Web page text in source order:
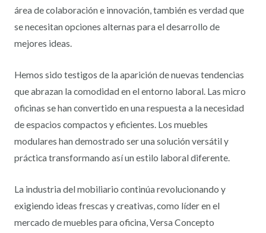
área de colaboración e innovación, también es verdad que
se necesitan opciones alternas para el desarrollo de
mejores ideas.
Hemos sido testigos de la aparición de nuevas tendencias
que abrazan la comodidad en el entorno laboral. Las micro
oficinas se han convertido en una respuesta a la necesidad
de espacios compactos y eficientes. Los muebles
modulares han demostrado ser una solución versátil y
práctica transformando así un estilo laboral diferente.
La industria del mobiliario continúa revolucionando y
exigiendo ideas frescas y creativas, como líder en el
mercado de muebles para oficina, Versa Concepto